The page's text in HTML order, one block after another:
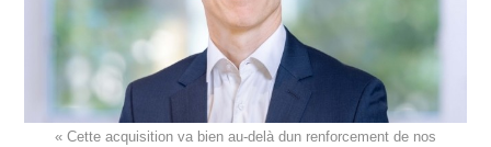
« Cette acquisition va bien au-delà dun renforcement de nos